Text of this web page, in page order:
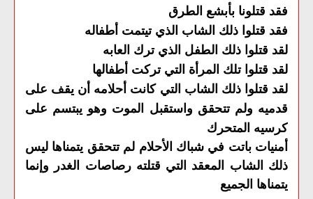
فقد قتلونا بأبشع الطرق
فقد قتلوا ذلك الشاب الذي تيتمت أطفاله
لقد قتلوا ذلك الطفل الذي ترك العابه
لقد قتلوا تلك المرأة التي تركت أطفالها
لقد قتلوا ذلك الشاب التي كانت أحلامه أن يقف على
قدميه ولم تتحقق واستقبل الموت وهو يبتسم على
كرسيه المتحرك
أمنيات باتت في شباك الأحلام لم تتحقق يتمناها ليس
ذلك الشاب المعقد التي قتلته رصاصات الغدر وإنما
يتمناها الجميع